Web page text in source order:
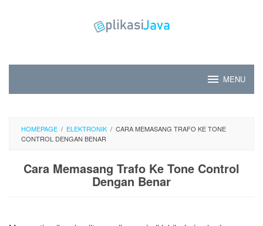
MENU
HOMEPAGE / ELEKTRONIK / CARA MEMASANG TRAFO KE TONE
CONTROL DENGAN BENAR
Cara Memasang Trafo Ke Tone Control
Dengan Benar